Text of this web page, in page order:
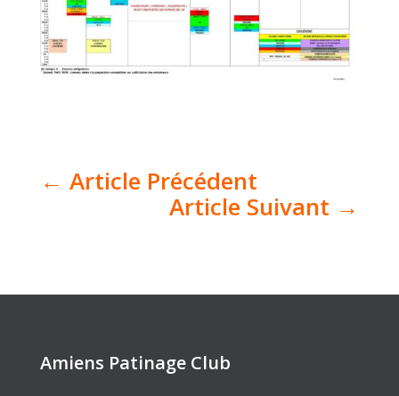
← Article Précédent
Article Suivant →
Amiens Patinage Club